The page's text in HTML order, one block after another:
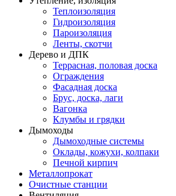
Теплоизоляция
Гидроизоляция
Пароизоляция
Ленты, скотчи
Дерево и ДПК
Террасная, половая доска
Ограждения
Фасадная доска
Брус, доска, лаги
Вагонка
Клумбы и грядки
Дымоходы
Дымоходные системы
Оклады, кожухи, колпаки
Печной кирпич
Металлопрокат
Очистные станции